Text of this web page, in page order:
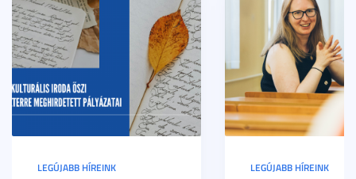
LEGÚJABB HÍREINK LEGÚJABB HÍREINK